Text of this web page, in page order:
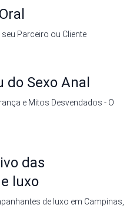
Parceiro ou Cliente
do Sexo Anal
e Mitos Desvendados - O
das
luxo
de luxo em Campinas,